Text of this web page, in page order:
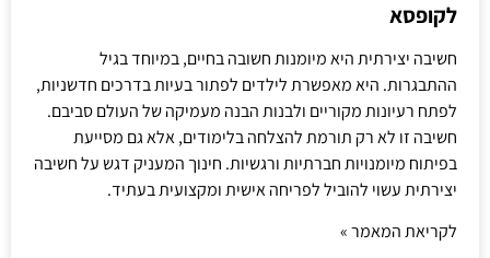
לקופסא
חשיבה יצירתית היא מיומנות חשובה בחיים, במיוחד בגיל
ההתבגרות. היא מאפשרת לילדים לפתור בעיות בדרכים חדשניות,
לפתח רעיונות מקוריים ולבנות הבנה מעמיקה של העולם סביבם.
חשיבה זו לא רק תורמת להצלחה בלימודים, אלא גם מסייעת
בפיתוח מיומנויות חברתיות ורגשיות. חינוך המעניק דגש על חשיבה
יצירתית עשוי להוביל לפריחה אישית ומקצועית בעתיד.
לקריאת המאמר »